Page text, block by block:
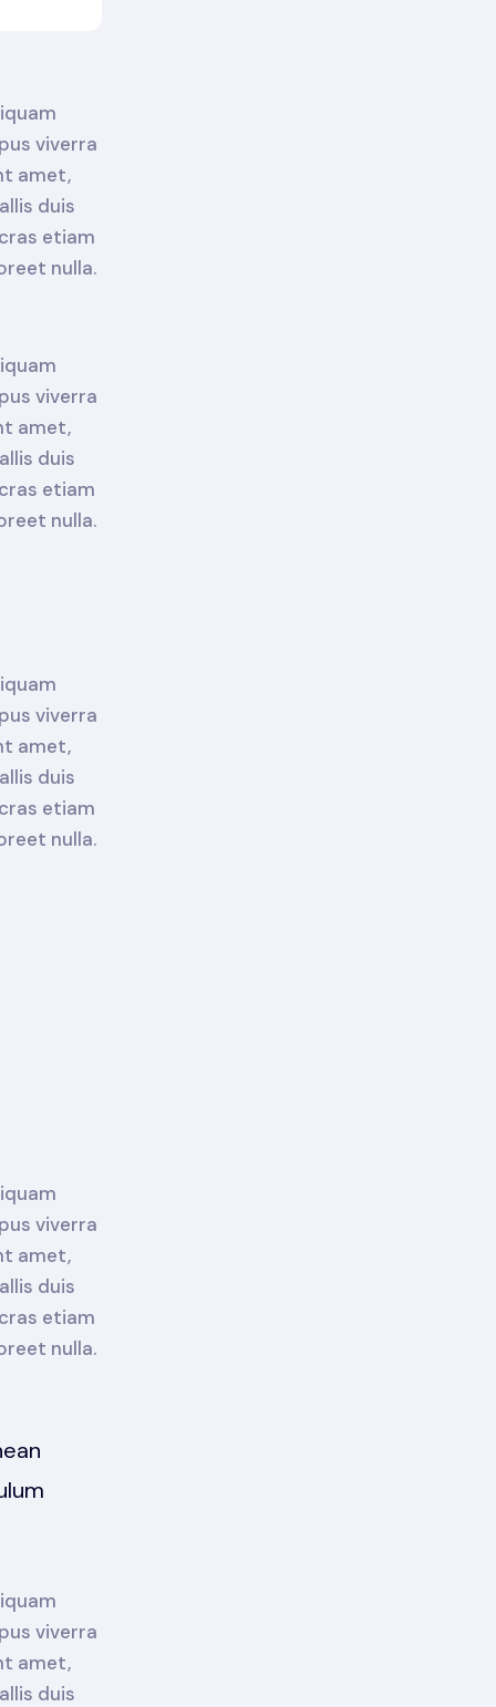
viverra
amet,
duis
etiam
nulla.
viverra
amet,
duis
etiam
nulla.
viverra
amet,
duis
etiam
nulla.
viverra
amet,
duis
etiam
nulla.
viverra
amet,
duis